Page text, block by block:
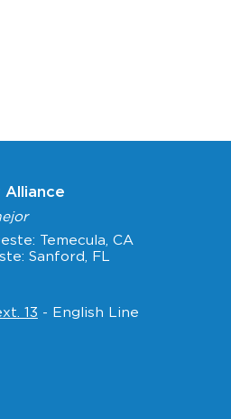
Temecula, CA
Sanford, FL
13 - English Line